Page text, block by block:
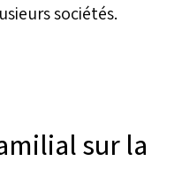
sociétés.
sur la